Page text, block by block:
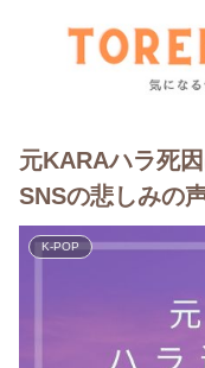
元KARAハラ死
SNSの悲しみの
K-POP